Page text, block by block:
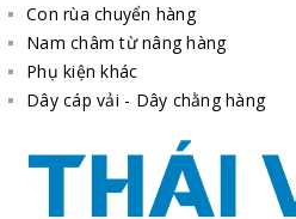
Con rùa chuyển hàng
Nam châm từ nâng hàng
Phụ kiện khác
Dây cáp vải - Dây chằng hàng